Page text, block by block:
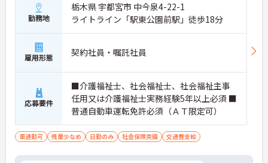
勤務地
栃木県 宇都宮市 中今泉4-22-1
ライトライン「駅東公園前駅」徒歩18分
雇用形態 契約社員・嘱託社員
応募要件
■介護福祉士、社会福祉士、社会福祉主事
任用又は介護福祉士実務経験5年以上必須 ■
普通自動車運転免許必須（ＡＴ限定可）
車通勤可 残業少なめ 日勤のみ 社会保険完備 交通費支給